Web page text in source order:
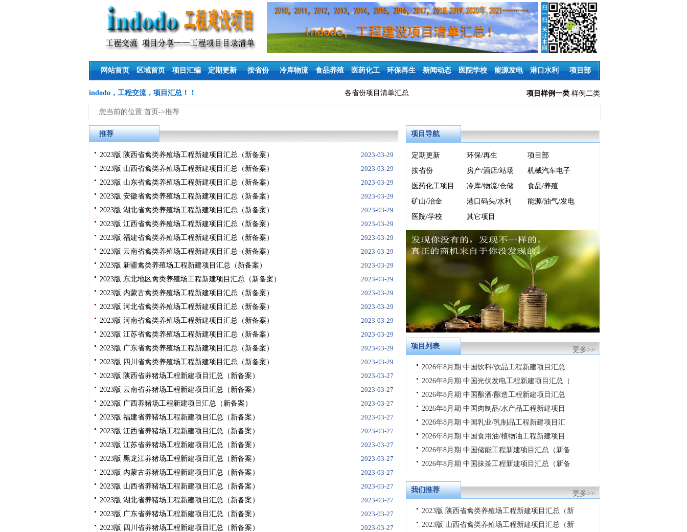
网站首页 区域首页 项目汇编 定期更新 按省份 冷库物流 食品养殖 医药化工 环保再生 新闻动态 医院学校 能源发电 港口水利 项目部
indodo，工程交流，项目汇总！！ 各省份项目清单汇总 项目样例一类 样例二类
您当前的位置:首页->推荐
推荐
2023-03-29
2023版 陕西省禽类养殖场工程新建项目汇总（新备案）
2023-03-29
2023版 山西省禽类养殖场工程新建项目汇总（新备案）
2023-03-29
2023版 山东省禽类养殖场工程新建项目汇总（新备案）
2023-03-29
2023版 安徽省禽类养殖场工程新建项目汇总（新备案）
2023-03-29
2023版 湖北省禽类养殖场工程新建项目汇总（新备案）
2023-03-29
2023版 江西省禽类养殖场工程新建项目汇总（新备案）
2023-03-29
2023版 福建省禽类养殖场工程新建项目汇总（新备案）
2023-03-29
2023版 云南省禽类养殖场工程新建项目汇总（新备案）
2023-03-29
2023版 新疆禽类养殖场工程新建项目汇总（新备案）
2023-03-29
2023版 东北地区禽类养殖场工程新建项目汇总（新备案）
2023-03-29
2023版 内蒙古禽类养殖场工程新建项目汇总（新备案）
2023-03-29
2023版 河北省禽类养殖场工程新建项目汇总（新备案）
2023-03-29
2023版 河南省禽类养殖场工程新建项目汇总（新备案）
2023-03-29
2023版 江苏省禽类养殖场工程新建项目汇总（新备案）
2023-03-29
2023版 广东省禽类养殖场工程新建项目汇总（新备案）
2023-03-29
2023版 四川省禽类养殖场工程新建项目汇总（新备案）
2023-03-27
2023版 陕西省养猪场工程新建项目汇总（新备案）
2023-03-27
2023版 云南省养猪场工程新建项目汇总（新备案）
2023-03-27
2023版 广西养猪场工程新建项目汇总（新备案）
2023-03-27
2023版 福建省养猪场工程新建项目汇总（新备案）
2023-03-27
2023版 江西省养猪场工程新建项目汇总（新备案）
2023-03-27
2023版 江苏省养猪场工程新建项目汇总（新备案）
2023-03-27
2023版 黑龙江养猪场工程新建项目汇总（新备案）
2023-03-27
2023版 内蒙古养猪场工程新建项目汇总（新备案）
2023-03-27
2023版 山西省养猪场工程新建项目汇总（新备案）
2023-03-27
2023版 湖北省养猪场工程新建项目汇总（新备案）
2023-03-27
2023版 广东省养猪场工程新建项目汇总（新备案）
2023-03-27
2023版 四川省养猪场工程新建项目汇总（新备案）
项目导航
定期更新 环保/再生
项目部
按省份
房产/酒店/站场
机械汽车电子
医药化工项目
冷库/物流/仓储
食品/养殖
矿山/冶金
港口码头/水利
能源/油气/发电
医院/学校
其它项目
更多>>
项目列表
2026年8月期 中国饮料/饮品工程新建项目汇总
2026年8月期 中国光伏发电工程新建项目汇总（
2026年8月期 中国酿酒/酿造工程新建项目汇总
2026年8月期 中国肉制品/水产品工程新建项目
2026年8月期 中国乳业/乳制品工程新建项目汇
2026年8月期 中国食用油/植物油工程新建项目
2026年8月期 中国储能工程新建项目汇总（新备
2026年8月期 中国抹茶工程新建项目汇总（新备
更多>>
我们推荐
2023版 陕西省禽类养殖场工程新建项目汇总（新
2023版 山西省禽类养殖场工程新建项目汇总（新